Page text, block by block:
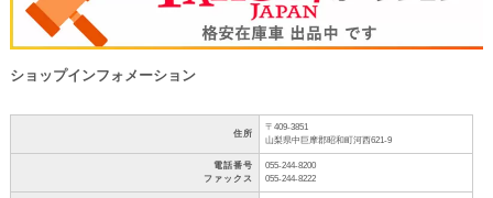
ショップインフォメーション
住所
〒409-3851
山梨県中巨摩郡昭和町河西621-9
電話番号
ファックス
055-244-8200
055-244-8222